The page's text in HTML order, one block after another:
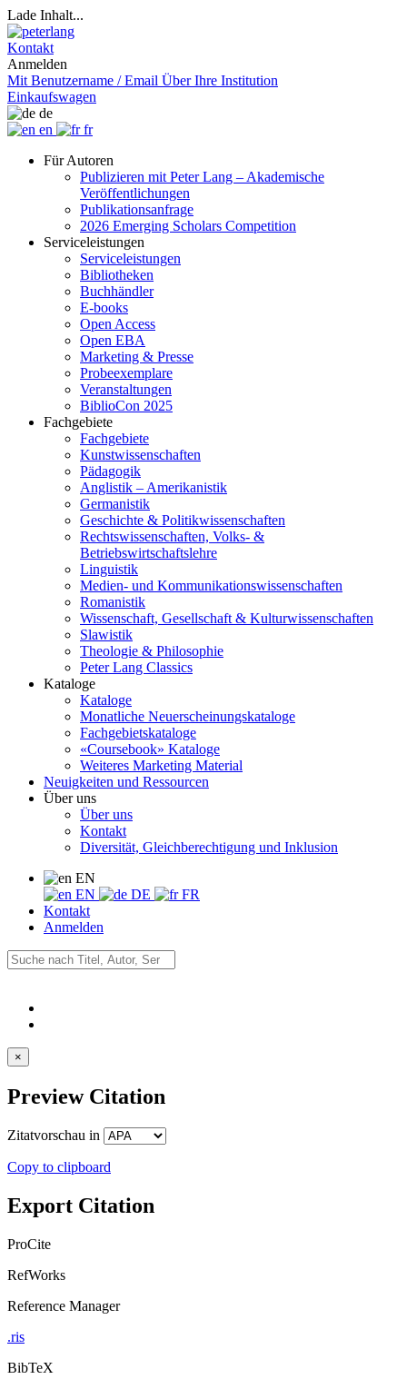
Lade Inhalt...
Kontakt
Anmelden
Mit Benutzername / Email Über Ihre Institution
Einkaufswagen
de
en
fr
Für Autoren
Publizieren mit Peter Lang – Akademische
Veröffentlichungen
Publikationsanfrage
2026 Emerging Scholars Competition
Serviceleistungen
Serviceleistungen
Bibliotheken
Buchhändler
E-books
Open Access
Open EBA
Marketing & Presse
Probeexemplare
Veranstaltungen
BiblioCon 2025
Fachgebiete
Fachgebiete
Kunstwissenschaften
Pädagogik
Anglistik – Amerikanistik
Germanistik
Geschichte & Politikwissenschaften
Rechtswissenschaften, Volks- &
Betriebswirtschaftslehre
Linguistik
Medien- und Kommunikationswissenschaften
Romanistik
Wissenschaft, Gesellschaft & Kulturwissenschaften
Slawistik
Theologie & Philosophie
Peter Lang Classics
Kataloge
Kataloge
Monatliche Neuerscheinungskataloge
Fachgebietskataloge
«Coursebook» Kataloge
Weiteres Marketing Material
Neuigkeiten und Ressourcen
Über uns
Über uns
Kontakt
Diversität, Gleichberechtigung und Inklusion
EN
EN
DE
FR
Kontakt
Anmelden
×
Preview Citation
Zitatvorschau in
Copy to clipboard
Export Citation
ProCite
RefWorks
Reference Manager
.ris
BibTeX